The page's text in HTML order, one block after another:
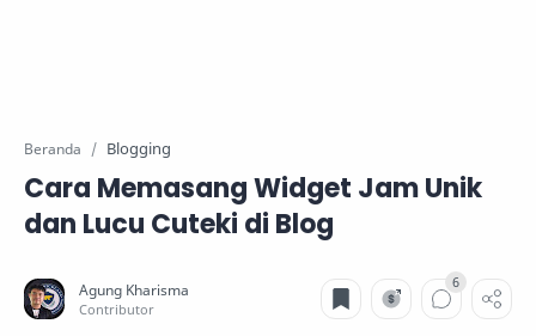
Beranda Blogging
Cara Memasang Widget Jam Unik
dan Lucu Cuteki di Blog